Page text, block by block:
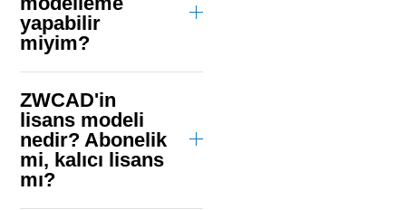
yapabilir
miyim?
ZWCAD'in
lisans modeli
nedir? Abonelik
mi, kalıcı lisans
mı?